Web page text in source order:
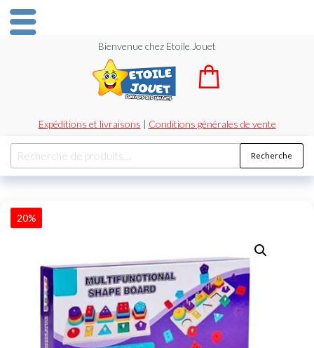
Bienvenue chez Etoile Jouet
Expéditions et livraisons | Conditions générales de vente
Recherche
20%